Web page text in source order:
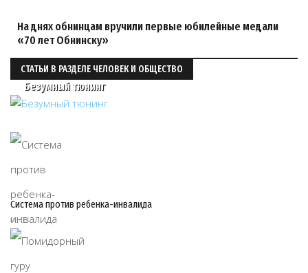
На днях обнинцам вручили первые юбилейные медали
«70 лет Обнинску»
СТАТЬИ В РАЗДЕЛЕ ЧЕЛОВЕК И ОБЩЕСТВО
Безумный тюнинг
Система против ребенка-инвалида
06/08